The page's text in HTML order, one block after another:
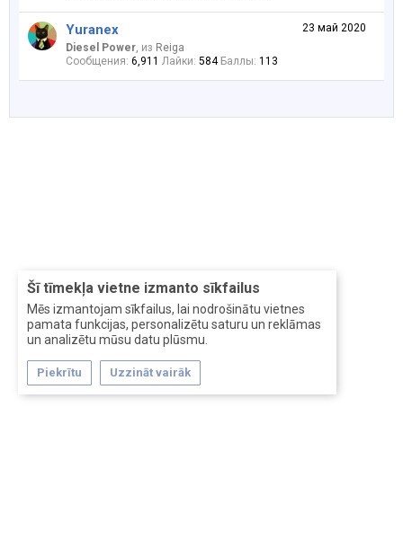
Šī tīmekļa vietne izmanto sīkfailus
Mēs izmantojam sīkfailus, lai nodrošinātu vietnes
pamata funkcijas, personalizētu saturu un reklāmas
un analizētu mūsu datu plūsmu.
Piekrītu Uzzināt vairāk
23 май 2020
Yuranex
Diesel Power, из Reiga
Сообщения: 6,911 Лайки: 584 Баллы: 113